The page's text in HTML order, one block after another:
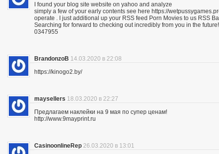
I found your blog site website on yahoo and analyze
simply a few of your early contents see here https://
operate . I just additional up your RSS feed Porn Movies to us RSS
Searching for forward to checking out incredibly from you in the future!
0347955
BrandonzoB 14.03.2020 в 22:08
https://kinogo2.by/
maysellers 18.03.2020 в 22:27
Предлагаем наклейки на 9 мая по супер ценам!
http://www.9mayprint.ru
CasinoonlineRep 26.03.2020 в 13:01